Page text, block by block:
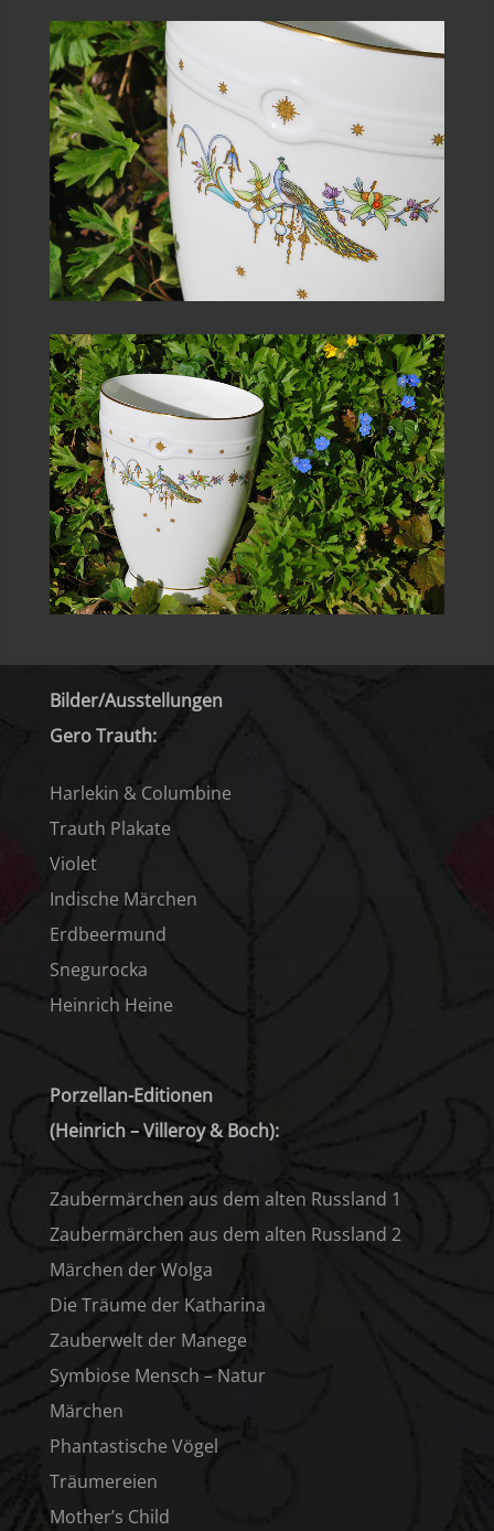
Bilder/Ausstellungen
Gero Trauth:
Harlekin & Columbine
Trauth Plakate
Violet
Indische Märchen
Erdbeermund
Snegurocka
Heinrich Heine
Porzellan-Editionen
(Heinrich – Villeroy & Boch):
Zaubermärchen aus dem alten Russland 1
Zaubermärchen aus dem alten Russland 2
Märchen der Wolga
Die Träume der Katharina
Zauberwelt der Manege
Symbiose Mensch – Natur
Märchen
Phantastische Vögel
Träumereien
Mother’s Child